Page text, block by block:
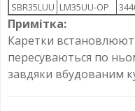
SBR35LUU LM35UU-OP
Примітка:
Каретки
пересуваються по
завдяки вбудованим